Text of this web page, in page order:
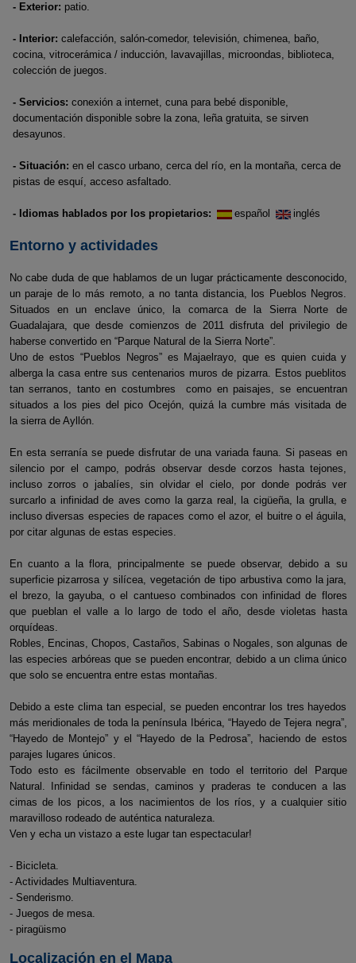
- Exterior: patio.
- Interior: calefacción, salón-comedor, televisión, chimenea, baño,
cocina, vitrocerámica / inducción, lavavajillas, microondas, biblioteca,
colección de juegos.
- Servicios: conexión a internet, cuna para bebé disponible,
documentación disponible sobre la zona, leña gratuita, se sirven
desayunos.
- Situación: en el casco urbano, cerca del río, en la montaña, cerca de
pistas de esquí, acceso asfaltado.
- Idiomas hablados por los propietarios: español inglés
Entorno y actividades
No cabe duda de que hablamos de un lugar prácticamente desconocido,
un paraje de lo más remoto, a no tanta distancia, los Pueblos Negros.
Situados en un enclave único, la comarca de la Sierra Norte de
Guadalajara, que desde comienzos de 2011 disfruta del privilegio de
haberse convertido en “Parque Natural de la Sierra Norte”.
Uno de estos “Pueblos Negros” es Majaelrayo, que es quien cuida y
alberga la casa entre sus centenarios muros de pizarra. Estos pueblitos
tan serranos, tanto en costumbres como en paisajes, se encuentran
situados a los pies del pico Ocejón, quizá la cumbre más visitada de
la sierra de Ayllón.
En esta serranía se puede disfrutar de una variada fauna. Si paseas en
silencio por el campo, podrás observar desde corzos hasta tejones,
incluso zorros o jabalíes, sin olvidar el cielo, por donde podrás ver
surcarlo a infinidad de aves como la garza real, la cigüeña, la grulla, e
incluso diversas especies de rapaces como el azor, el buitre o el águila,
por citar algunas de estas especies.
En cuanto a la flora, principalmente se puede observar, debido a su
superficie pizarrosa y silícea, vegetación de tipo arbustiva como la jara,
el brezo, la gayuba, o el cantueso combinados con infinidad de flores
que pueblan el valle a lo largo de todo el año, desde violetas hasta
orquídeas.
Robles, Encinas, Chopos, Castaños, Sabinas o Nogales, son algunas de
las especies arbóreas que se pueden encontrar, debido a un clima único
que solo se encuentra entre estas montañas.
Debido a este clima tan especial, se pueden encontrar los tres hayedos
más meridionales de toda la península Ibérica, “Hayedo de Tejera negra”,
“Hayedo de Montejo” y el “Hayedo de la Pedrosa”, haciendo de estos
parajes lugares únicos.
Todo esto es fácilmente observable en todo el territorio del Parque
Natural. Infinidad se sendas, caminos y praderas te conducen a las
cimas de los picos, a los nacimientos de los ríos, y a cualquier sitio
maravilloso rodeado de auténtica naturaleza.
Ven y echa un vistazo a este lugar tan espectacular!
- Bicicleta.
- Actividades Multiaventura.
- Senderismo.
- Juegos de mesa.
- piragüismo
Localización en el Mapa